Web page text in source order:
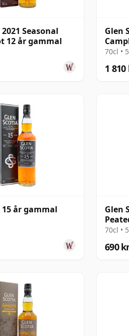
Seasonal
12 år gammal
Glen
12 år
70cl •
1
15 år gammal
Glen
70cl •
690